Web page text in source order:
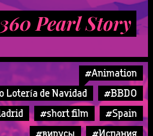
Pearl Story
#Animation
Lotería de Navidad
#BBDO
#short film
#Spain
#вирусы
#Испания